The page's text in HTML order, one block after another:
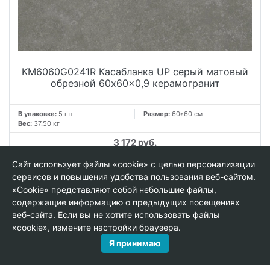
KM6060G0241R Касабланка UP серый матовый
обрезной 60x60x0,9 керамогранит
В упаковке: 5 шт Размер: 60*60 см
Вес: 37.50 кг
3 172 руб.
м²
−
+
упак.
−
+
В КОРЗИНУ
Сайт использует файлы «cookie» с целью персонализации
сервисов и повышения удобства пользования веб-сайтом.
«Cookie» представляют собой небольшие файлы,
содержащие информацию о предыдущих посещениях
веб-сайта. Если вы не хотите использовать файлы
«cookie», измените настройки браузера.
Я принимаю